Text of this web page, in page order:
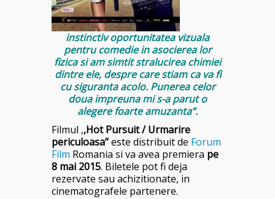
instinctiv oportunitatea vizuala
pentru comedie in asocierea lor
fizica si am simtit stralucirea chimiei
dintre ele, despre care stiam ca va fi
cu siguranta acolo. Punerea celor
doua impreuna mi s-a parut o
alegere foarte amuzanta”.
Filmul ,,Hot Pursuit / Urmarire
periculoasa”este distribuit de Forum
Film Romania si va avea premiera pe
8 mai 2015. Biletele pot fi deja
rezervate sau achizitionate, in
cinematografele partenere.